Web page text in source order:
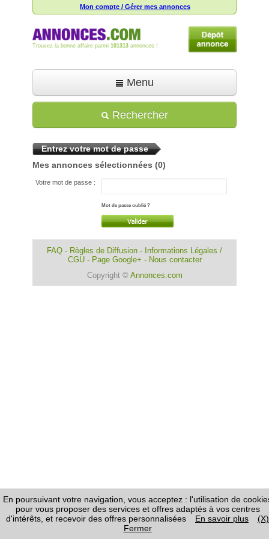
Mon compte / Gérer mes annonces
Trouvez la bonne affaire parmi 101313 annonces !
Menu
Déposer une annonce
Toutes les annonces
Aide
Rechercher
Entrez votre mot de passe
Mes annonces sélectionnées (0)
Votre mot de passe :
Mot de passe oublié ?
FAQ - Règles de Diffusion - Informations Légales /
CGU- Page Google+ - Nous contacter
Copyright © Annonces.com
En poursuivant votre navigation, vous acceptez : l'utilisation de
pour vous proposer des services et offres adaptés à vos centres
d'intérêts, et recevoir des offres personnalisées
En savoir plus
(X)
Fermer